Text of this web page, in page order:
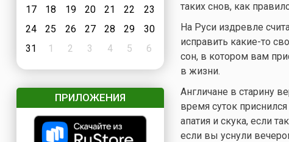
17
18 19 20 21 22
23
24
25 26 27 28 29
30
31
1 2 3 4 5 6
ПРИЛОЖЕНИЯ
таких снов, как
На Руси издревле
исправить какие-то
сон, в котором вам
в жизни.
Англичане в старину
время суток
апатия и скука, если
если вы уснули